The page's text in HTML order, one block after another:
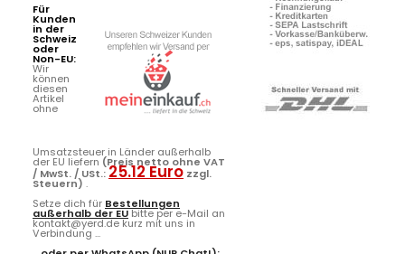
Für
Kunden
in der
Schweiz
oder
Non-EU:
Wir
können
diesen
Artikel
ohne
Umsatzsteuer in Länder außerhalb
der EU liefern (Preis netto ohne VAT
/ MwSt. / USt.:25.12 Euro zzgl.
Steuern) .
Setze dich für Bestellungen
außerhalb der EUbitte per e-Mail an
kontakt@yerd.de kurz mit uns in
Verbindung ...